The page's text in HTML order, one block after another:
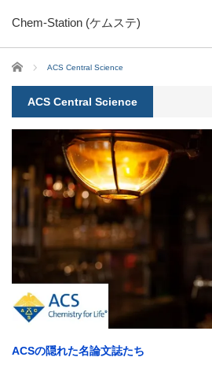
Chem-Station (ケムステ)
ホーム ACS Central Science
ACS Central Science
ACSの隠れた名論文誌たち